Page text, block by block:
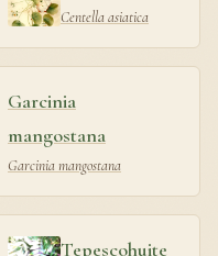
Centella asiatica
Garcinia
mangostana
Garcinia mangostana
Tepescohuite